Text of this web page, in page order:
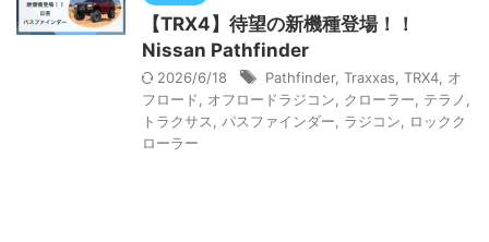
【TRX4】待望の新機種登場！！
Nissan Pathfinder
2026/6/18 Pathfinder, Traxxas TRX4 オ
フロード
オフロードラジコン クローラー テラノ
トラクサス
パスファインダー ラジコン
ロックク
ローラー